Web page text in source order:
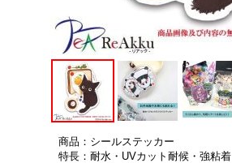
商品：シールステッカー
特長：耐水・UVカット耐候・強粘着